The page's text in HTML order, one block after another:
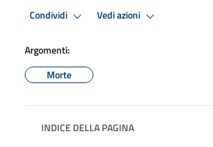
Condividi Vedi azioni
Argomenti:
Morte
INDICE DELLA PAGINA